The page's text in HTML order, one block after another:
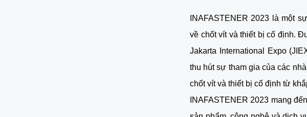
INAFASTENER 2023 là một
về chốt vít và thiết bị cố định.
Jakarta International Expo
thu hút sự tham gia của các
chốt vít và thiết bị cố định từ
INAFASTENER 2023 mang